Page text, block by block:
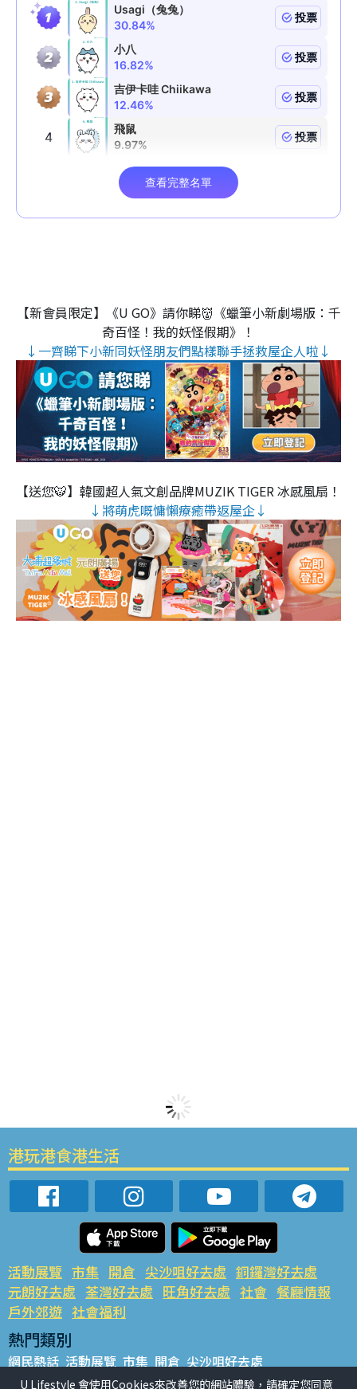
【新會員限定】《U GO》請你睇👹《蠟筆小新劇場版：千
奇百怪！我的妖怪假期》！
↓一齊睇下小新同妖怪朋友們點樣聯手拯救屋企人啦↓
【送您🐯】韓國超人氣文創品牌MUZIK TIGER 冰感風扇！
↓將萌虎嘅慵懶療癒帶返屋企↓
港玩港食港生活
活動展覽 市集 開倉 尖沙咀好去處 銅鑼灣好去處
元朗好去處 荃灣好去處 旺角好去處 社會 餐廳情報
戶外郊遊 社會福利
熱門類別
網民熱話 活動展覽 市集 開倉 尖沙咀好去處
銅鑼灣好去處 元朗好去處 荃灣好去處 旺角好去處 社會
U Lifestyle 會使用Cookies來改善您的網站體驗，請確定您同意